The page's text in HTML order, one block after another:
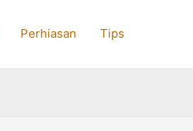
Perhiasan Tips